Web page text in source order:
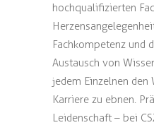
hochqualifizierten
Fachkompetenz und
Austausch von
jedem Einzelnen den
Karriere zu ebnen.
Leidenschaft – bei